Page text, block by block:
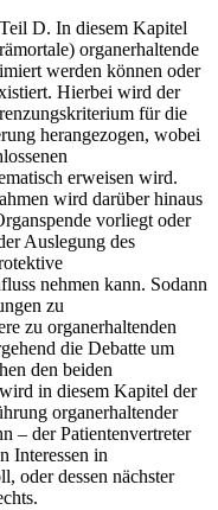
D. In diesem Kapitel
organerhaltende
werden können oder
Hierbei wird der
für die
herangezogen, wobei
erweisen wird.
wird darüber hinaus
vorliegt oder
Auslegung des
nehmen kann. Sodann
zu
zu organerhaltenden
die Debatte um
den beiden
in diesem Kapitel der
organerhaltender
– der Patientenvertreter
Interessen in
oder dessen nächster